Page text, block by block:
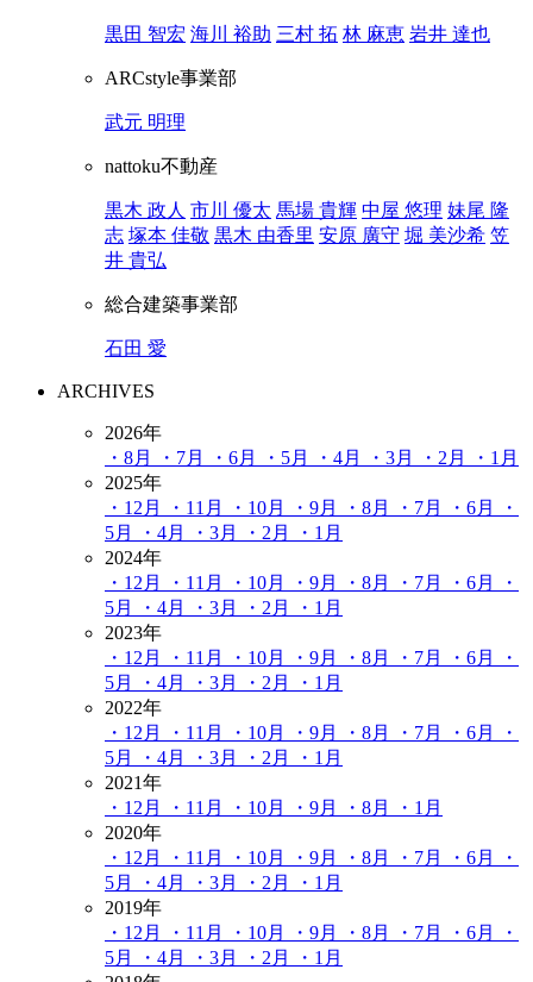
黒田 智宏 海川 裕助 三村 拓 林 麻恵 岩井 達也
ARCstyle事業部
武元 明理
nattoku不動産
黒木 政人 市川 優太 馬場 貴輝 中屋 悠理 妹尾 隆
志 塚本 佳敬 黒木 由香里 安原 廣守 堀 美沙希 笠
井 貴弘
総合建築事業部
石田 愛
ARCHIVES
2026年
・8月
・7月 ・6月 ・5月 ・4月 ・3月 ・2月
・1月
2025年
・12月
・11月 ・10月 ・9月 ・8月 ・7月 ・6月
・
5月
・4月 ・3月 ・2月
・1月
2024年
・12月
・11月 ・10月 ・9月 ・8月 ・7月 ・6月
・
5月
・4月 ・3月 ・2月
・1月
2023年
・12月
・11月 ・10月 ・9月 ・8月 ・7月 ・6月
・
5月
・4月 ・3月 ・2月
・1月
2022年
・12月
・11月 ・10月 ・9月 ・8月 ・7月 ・6月
・
5月
・4月 ・3月 ・2月
・1月
2021年
・12月
・11月 ・10月 ・9月 ・8月
・1月
2020年
・12月
・11月 ・10月 ・9月 ・8月 ・7月 ・6月
・
5月
・4月 ・3月 ・2月
・1月
2019年
・12月
・11月 ・10月 ・9月 ・8月 ・7月 ・6月
・
5月
・4月 ・3月 ・2月
・1月